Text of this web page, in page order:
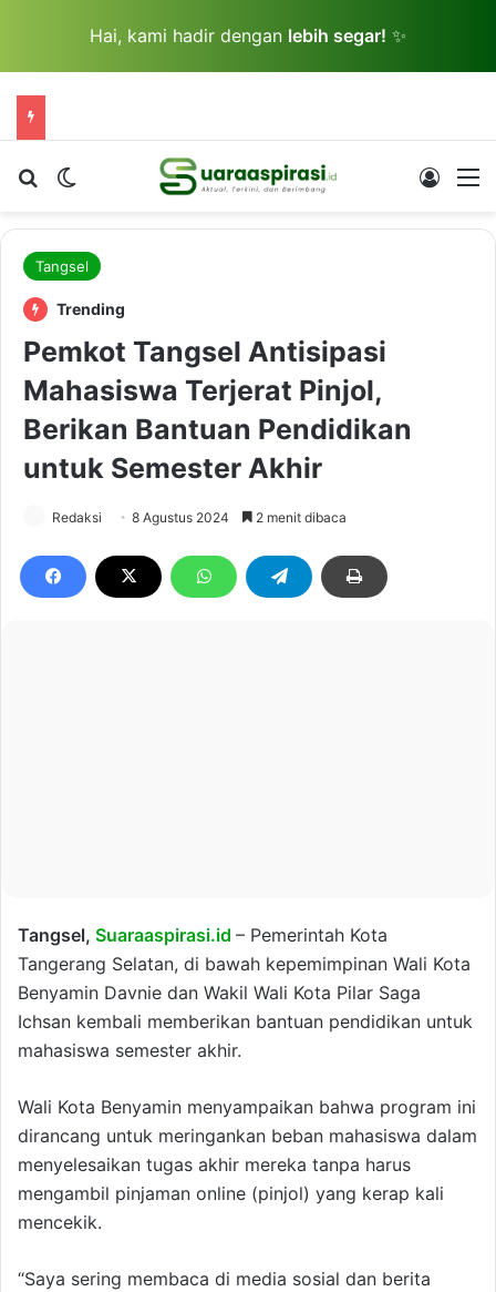
Hai, kami hadir dengan lebih segar! ✨
Cari berita...Switch skin Log In
Tangsel
Trending
Pemkot Tangsel Antisipasi
Mahasiswa Terjerat Pinjol,
Berikan Bantuan Pendidikan
untuk Semester Akhir
Redaksi 8 Agustus 2024 2 menit dibaca
Tangsel, Suaraaspirasi.id – Pemerintah Kota
Tangerang Selatan, di bawah kepemimpinan Wali Kota
Benyamin Davnie dan Wakil Wali Kota Pilar Saga
Ichsan kembali memberikan bantuan pendidikan untuk
mahasiswa semester akhir.
Wali Kota Benyamin menyampaikan bahwa program ini
dirancang untuk meringankan beban mahasiswa dalam
menyelesaikan tugas akhir mereka tanpa harus
mengambil pinjaman online (pinjol) yang kerap kali
mencekik.
“Saya sering membaca di media sosial dan berita